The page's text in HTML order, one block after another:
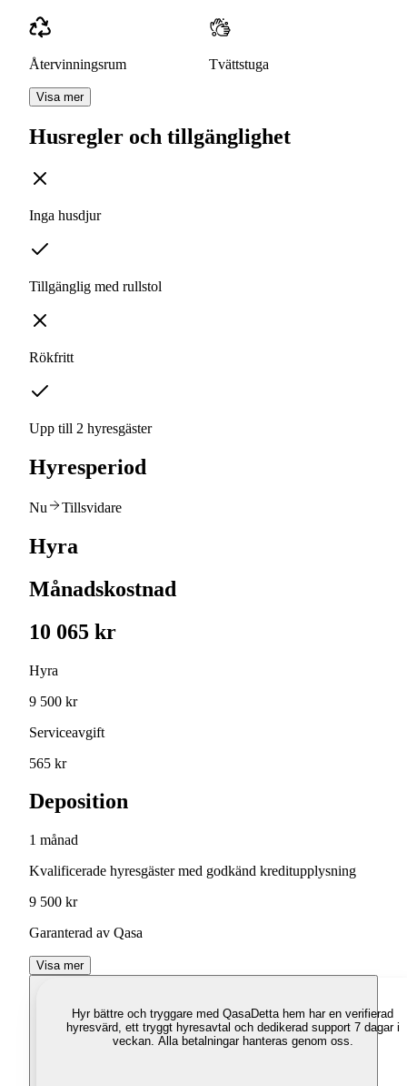
Återvinningsrum Tvättstuga
Visa mer
Husregler och tillgänglighet
Inga husdjur
Tillgänglig med rullstol
Rökfritt
Upp till 2 hyresgäster
Hyresperiod
Nu Tillsvidare
Hyra
Månadskostnad
10 065 kr
Hyra
9 500 kr
Serviceavgift
565 kr
Deposition
1 månad
Kvalificerade hyresgäster med godkänd kreditupplysning
9 500 kr
Garanterad av Qasa
Visa mer
Hyr bättre och tryggare med QasaDetta hem har en verifierad
hyresvärd, ett tryggt hyresavtal och dedikerad support 7 dagar i
veckan. Alla betalningar hanteras genom oss.